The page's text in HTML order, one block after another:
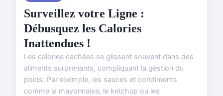
Surveillez votre Ligne :
Débusquez les Calories
Inattendues !
Les calories cachées se glissent souvent dans des
aliments surprenants, compliquant la gestion du
poids. Par exemple, les sauces et condiments
comme la mayonnaise, le ketchup ou les